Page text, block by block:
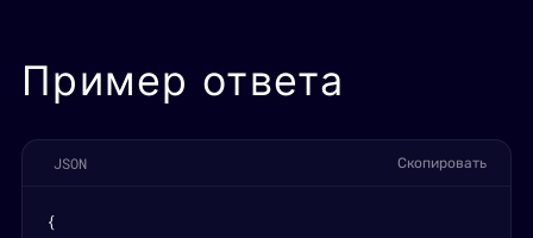
Пример ответа
JSON Скопировать
{